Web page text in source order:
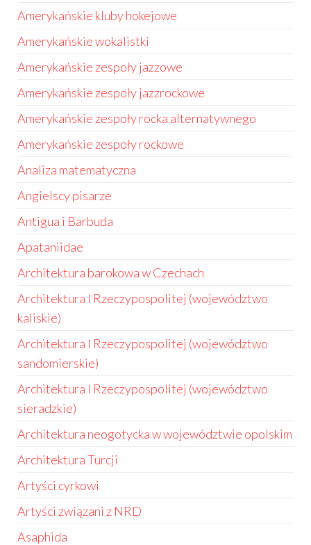
Amerykańskie kluby hokejowe
Amerykańskie wokalistki
Amerykańskie zespoły jazzowe
Amerykańskie zespoły jazzrockowe
Amerykańskie zespoły rocka alternatywnego
Amerykańskie zespoły rockowe
Analiza matematyczna
Angielscy pisarze
Antigua i Barbuda
Apataniidae
Architektura barokowa w Czechach
Architektura I Rzeczypospolitej (województwo
kaliskie)
Architektura I Rzeczypospolitej (województwo
sandomierskie)
Architektura I Rzeczypospolitej (województwo
sieradzkie)
Architektura neogotycka w województwie opolskim
Architektura Turcji
Artyści cyrkowi
Artyści związani z NRD
Asaphida